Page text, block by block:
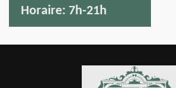
Horaire: 7h-21h